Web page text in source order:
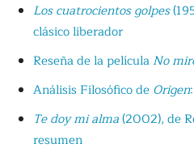
Los cuatrocientos golpes
clásico liberador
Reseña de la película No
Análisis Filosófico de Origen
Te doy mi alma(2002), de
resumen